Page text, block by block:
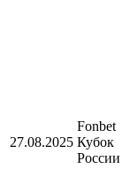
27.08.2025
Fonbet
Кубок
России